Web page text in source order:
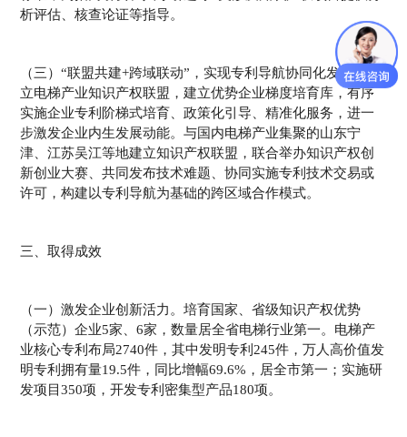
析评估、核查论证等指导。
（三）“联盟共建+跨域联动”，实现专利导航协同化发展。成
立电梯产业知识产权联盟，建立优势企业梯度培育库，有序
实施企业专利阶梯式培育、政策化引导、精准化服务，进一
步激发企业内生发展动能。与国内电梯产业集聚的山东宁
津、江苏吴江等地建立知识产权联盟，联合举办知识产权创
新创业大赛、共同发布技术难题、协同实施专利技术交易或
许可，构建以专利导航为基础的跨区域合作模式。
三、取得成效
（一）激发企业创新活力。培育国家、省级知识产权优势
（示范）企业5家、6家，数量居全省电梯行业第一。电梯产
业核心专利布局2740件，其中发明专利245件，万人高价值发
明专利拥有量19.5件，同比增幅69.6%，居全市第一；实施研
发项目350项，开发专利密集型产品180项。